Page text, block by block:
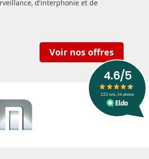
d'interphonie et de
Voir nos offres